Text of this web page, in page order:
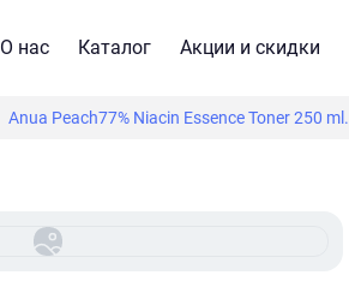
О нас Каталог Акции и скидки
Anua Peach77% Niacin Essence Toner 250 ml.